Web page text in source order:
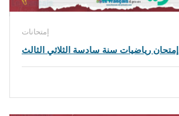
إمتحانات
إمتحان رياضيات سنة سادسة الثلاثي الثالث